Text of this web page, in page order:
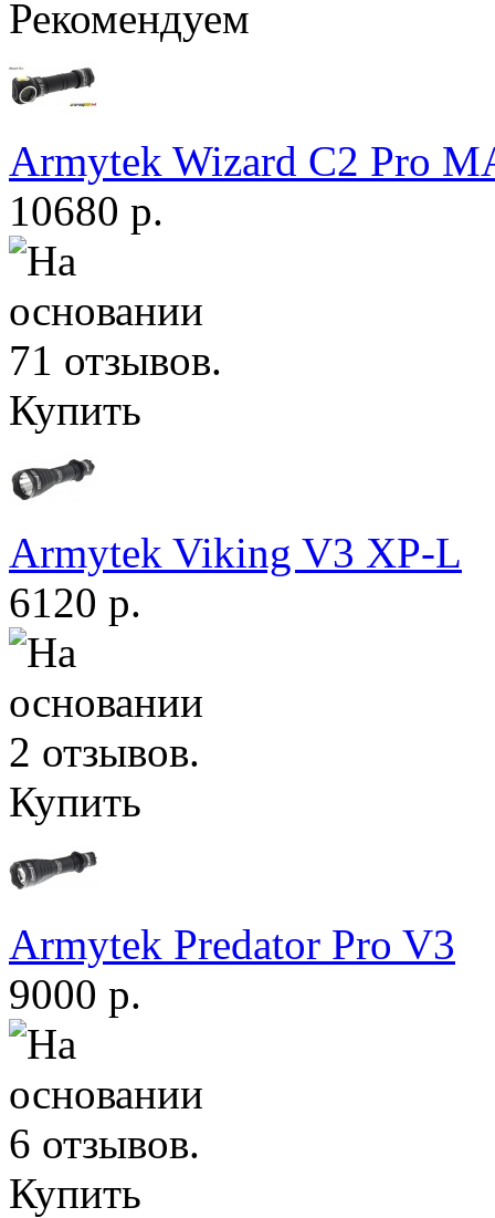
Рекомендуем
Armytek Wizard С2 Pro
10680 р.
Купить
Armytek Viking V3 XP-L
6120 р.
Купить
Armytek Predator Pro V3
9000 р.
Купить